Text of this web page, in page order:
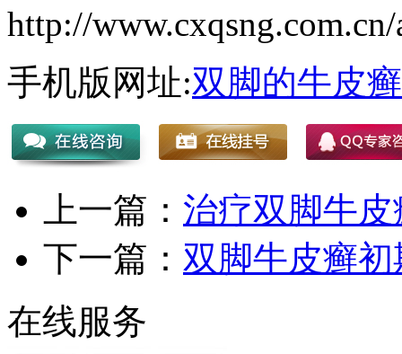
http://
手机版网址:双脚的牛皮
上一篇： 治疗双脚牛皮
下一篇： 双脚牛皮癣
在线服务